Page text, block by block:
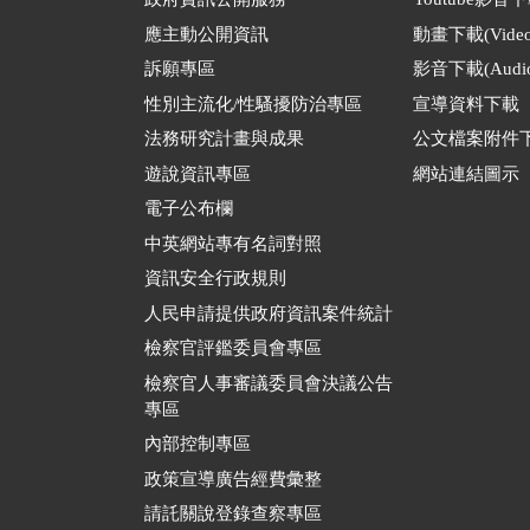
應主動公開資訊
訴願專區
性別主流化/性騷擾防治專區
法務研究計畫與成果
遊說資訊專區
電子公布欄
中英網站專有名詞對照
資訊安全行政規則
人民申請提供政府資訊案件統計
檢察官評鑑委員會專區
檢察官人事審議委員會決議公告
專區
內部控制專區
政策宣導廣告經費彙整
請託關說登錄查察專區
動畫下載
影音下載
宣導資料下載
公文檔案附件
網站連結圖示